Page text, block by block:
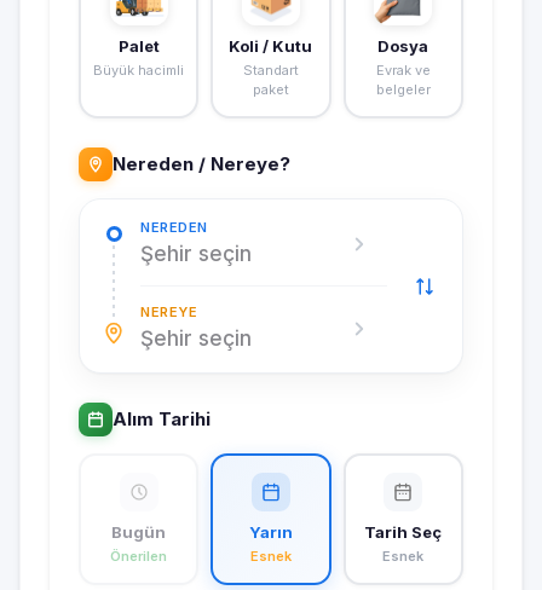
Palet
Büyük hacimli
Koli / Kutu
Standart
paket
Dosya
Evrak ve
belgeler
Nereden / Nereye?
NEREDEN
Şehir seçin
NEREYE
Şehir seçin
Alım Tarihi
Bugün
Önerilen
Yarın
Esnek
Tarih Seç
Esnek